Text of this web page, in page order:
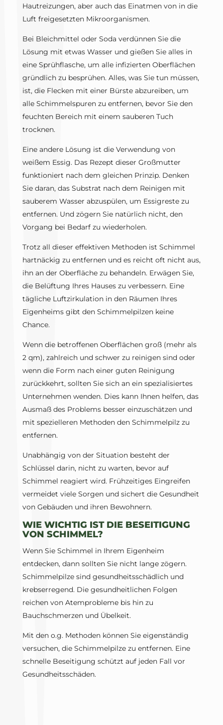
Hautreizungen, aber auch das Einatmen von in die
Luft freigesetzten Mikroorganismen.
Bei Bleichmittel oder Soda verdünnen Sie die
Lösung mit etwas Wasser und gießen Sie alles in
eine Sprühflasche, um alle infizierten Oberflächen
gründlich zu besprühen. Alles, was Sie tun müssen,
ist, die Flecken mit einer Bürste abzureiben, um
alle Schimmelspuren zu entfernen, bevor Sie den
feuchten Bereich mit einem sauberen Tuch
trocknen.
Eine andere Lösung ist die Verwendung von
weißem Essig. Das Rezept dieser Großmutter
funktioniert nach dem gleichen Prinzip. Denken
Sie daran, das Substrat nach dem Reinigen mit
sauberem Wasser abzuspülen, um Essigreste zu
entfernen. Und zögern Sie natürlich nicht, den
Vorgang bei Bedarf zu wiederholen.
Trotz all dieser effektiven Methoden ist Schimmel
hartnäckig zu entfernen und es reicht oft nicht aus,
ihn an der Oberfläche zu behandeln. Erwägen Sie,
die Belüftung Ihres Hauses zu verbessern. Eine
tägliche Luftzirkulation in den Räumen Ihres
Eigenheims gibt den Schimmelpilzen keine
Chance.
Wenn die betroffenen Oberflächen groß (mehr als
2 qm), zahlreich und schwer zu reinigen sind oder
wenn die Form nach einer guten Reinigung
zurückkehrt, sollten Sie sich an ein spezialisiertes
Unternehmen wenden. Dies kann Ihnen helfen, das
Ausmaß des Problems besser einzuschätzen und
mit spezielleren Methoden den Schimmelpilz zu
entfernen.
Unabhängig von der Situation besteht der
Schlüssel darin, nicht zu warten, bevor auf
Schimmel reagiert wird. Frühzeitiges Eingreifen
vermeidet viele Sorgen und sichert die Gesundheit
von Gebäuden und ihren Bewohnern.
WIE WICHTIG IST DIE BESEITIGUNG
VON SCHIMMEL?
Wenn Sie Schimmel in Ihrem Eigenheim
entdecken, dann sollten Sie nicht lange zögern.
Schimmelpilze sind gesundheitsschädlich und
krebserregend. Die gesundheitlichen Folgen
reichen von Atemprobleme bis hin zu
Bauchschmerzen und Übelkeit.
Mit den o.g. Methoden können Sie eigenständig
versuchen, die Schimmelpilze zu entfernen. Eine
schnelle Beseitigung schützt auf jeden Fall vor
Gesundheitsschäden.